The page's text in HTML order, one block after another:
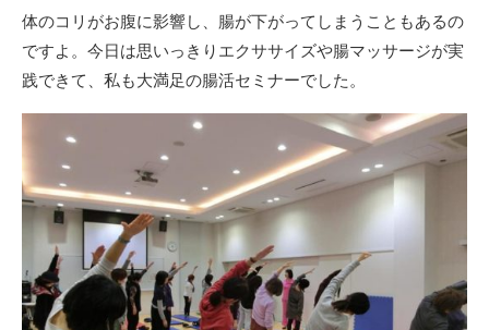
体のコリがお腹に影響し、腸が下がってしまうこともあるの
ですよ。今日は思いっきりエクササイズや腸マッサージが実
践できて、私も大満足の腸活セミナーでした。